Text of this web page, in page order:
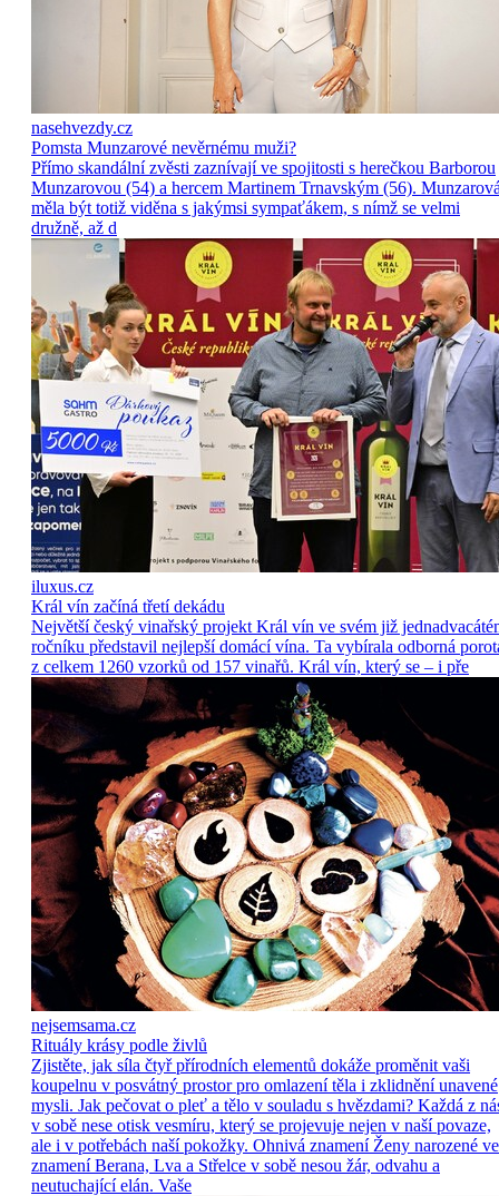
nasehvezdy.cz
Pomsta Munzarové nevěrnému muži?
Přímo skandální zvěsti zaznívají ve spojitosti s herečkou Barborou
Munzarovou (54) a hercem Martinem Trnavským (56).
měla být totiž viděna s jakýmsi sympaťákem, s nímž se velmi
družně, až d
iluxus.cz
Král vín začíná třetí dekádu
Největší český vinařský projekt Král vín ve svém již
ročníku představil nejlepší domácí vína. Ta vybírala odborná
z celkem 1260 vzorků od 157 vinařů. Král vín, který se – i pře
nejsemsama.cz
Rituály krásy podle živlů
Zjistěte, jak síla čtyř přírodních elementů dokáže proměnit vaši
koupelnu v posvátný prostor pro omlazení těla i zklidnění unavené
mysli. Jak pečovat o pleť a tělo v souladu s hvězdami? Každá z
v sobě nese otisk vesmíru, který se projevuje nejen v naší povaze,
ale i v potřebách naší pokožky. Ohnivá znamení Ženy narozené ve
znamení Berana, Lva a Střelce v sobě nesou žár, odvahu a
neutuchající elán. Vaše